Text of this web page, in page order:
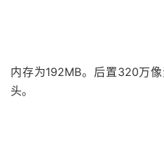
内存为192MB。后置320万
头。